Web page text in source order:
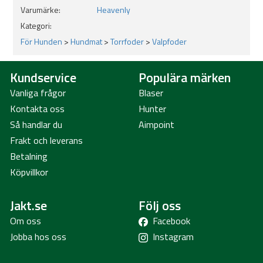
Varumärke:
Heavenly
Kategori:
För Hunden >Hundmat>Torrfoder>Valpfoder
Kundservice
Vanliga frågor
Kontakta oss
Så handlar du
Frakt och leverans
Betalning
Köpvillkor
Populära märken
Blaser
Hunter
Aimpoint
Jakt.se
Om oss
Jobba hos oss
Följ oss
Facebook
Instagram